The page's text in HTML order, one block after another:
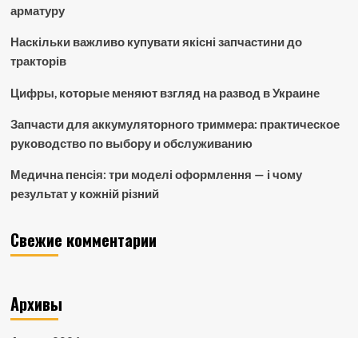
арматуру
Наскільки важливо купувати якісні запчастини до
тракторів
Цифры, которые меняют взгляд на развод в Украине
Запчасти для аккумуляторного триммера: практическое
руководство по выбору и обслуживанию
Медична пенсія: три моделі оформлення — і чому
результат у кожній різний
Свежие комментарии
Архивы